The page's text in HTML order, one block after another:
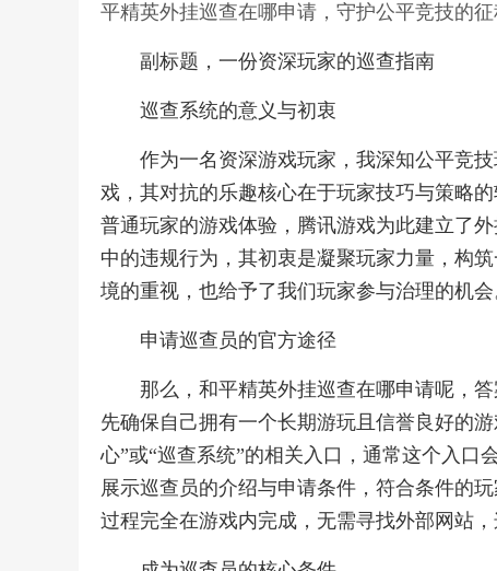
平精英外挂巡查在哪申请，守护公平竞技的征
副标题，一份资深玩家的巡查指南
巡查系统的意义与初衷
作为一名资深游戏玩家，我深知公平竞
戏，其对抗的乐趣核心在于玩家技巧与策略
普通玩家的游戏体验，腾讯游戏为此建立了
中的违规行为，其初衷是凝聚玩家力量，构
境的重视，也给予了我们玩家参与治理的机会
申请巡查员的官方途径
那么，和平精英外挂巡查在哪申请呢，
先确保自己拥有一个长期游玩且信誉良好的
心”或“巡查系统”的相关入口，通常这个入口
展示巡查员的介绍与申请条件，符合条件的
过程完全在游戏内完成，无需寻找外部网站